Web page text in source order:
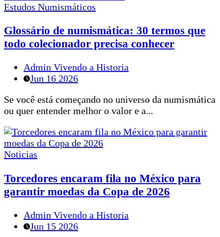
Estudos Numismáticos
Glossário de numismática: 30 termos que
todo colecionador precisa conhecer
Admin Vivendo a Historia
Jun 16 2026
Se você está começando no universo da numismática
ou quer entender melhor o valor e a...
Noticias
Torcedores encaram fila no México para
garantir moedas da Copa de 2026
Admin Vivendo a Historia
Jun 15 2026